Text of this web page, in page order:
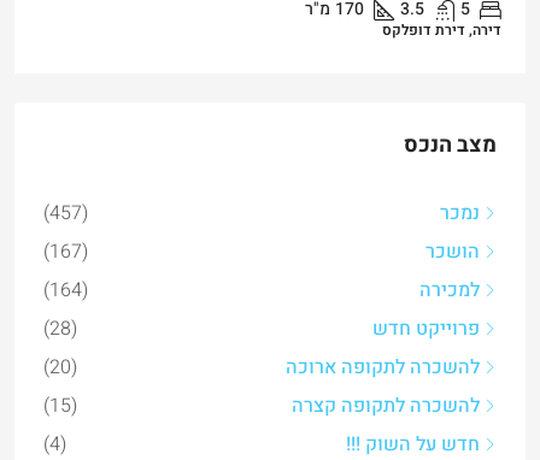
5
3.5
170 מ"ר
דירה, דירת דופלקס
מצב הנכס
נמכר
(457)
הושכר
(167)
למכירה
(164)
פרוייקט חדש
(28)
להשכרה לתקופה ארוכה
(20)
להשכרה לתקופה קצרה
(15)
חדש על השוק !!!
(4)